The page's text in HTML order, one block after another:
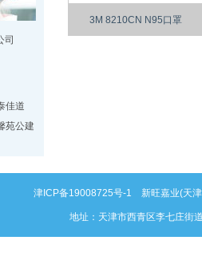
司
佳道
苑公建
3M 8210CN N95口罩
津ICP备19008725号-1 新旺嘉业(天
地址：天津市西青区李七庄街